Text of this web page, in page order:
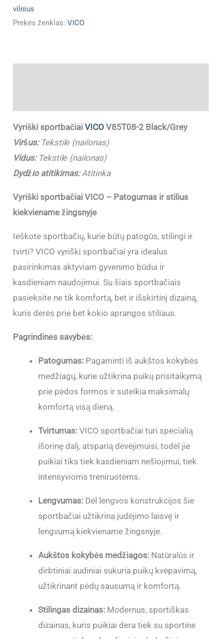
vilnius
Prekės ženklas:VICO
Vyriški sportbačiaiVICO V85T08-2 Black/Grey
Viršus:Tekstilė (nailonas)
Vidus:Tekstilė (nailonas)
Dydžio atitikimas:Atitinka
Vyriški sportbačiai VICO – Patogumas ir stilius
kiekviename žingsnyje
Ieškote sportbačių, kurie būtų patogūs, stilingi ir
tvirti? VICO vyriški sportbačiai yra idealus
pasirinkimas aktyviam gyvenimo būdui ir
kasdieniam naudojimui. Su šiais sportbačiais
pasieksite ne tik komfortą, bet ir išskirtinį dizainą,
kuris derės prie bet kokio aprangos stiliaus.
Pagrindinės savybės:
Patogumas: Pagaminti iš aukštos kokybės
medžiagų, kurie užtikrina puikų prisitaikymą
prie pėdos formos ir suteikia maksimalų
komfortą visą dieną.
Tvirtumas: VICO sportbačiai turi specialią
išorinę dalį, atsparią dėvėjimuisi, todėl jie
puikiai tiks tiek kasdieniam nešiojimui, tiek
intensyvioms treniruotėms.
Lengvumas: Dėl lengvos konstrukcijos šie
sportbačiai užtikrina judėjimo laisvę ir
lengvumą kiekviename žingsnyje.
Aukštos kokybės medžiagos: Natūralūs ir
dirbtiniai audiniai sukuria puikų kvėpavimą,
užtikrinant pėdų sausumą ir komfortą.
Stilingas dizainas: Modernus, sportiškas
dizainas, kuris puikiai dera tiek su sportine